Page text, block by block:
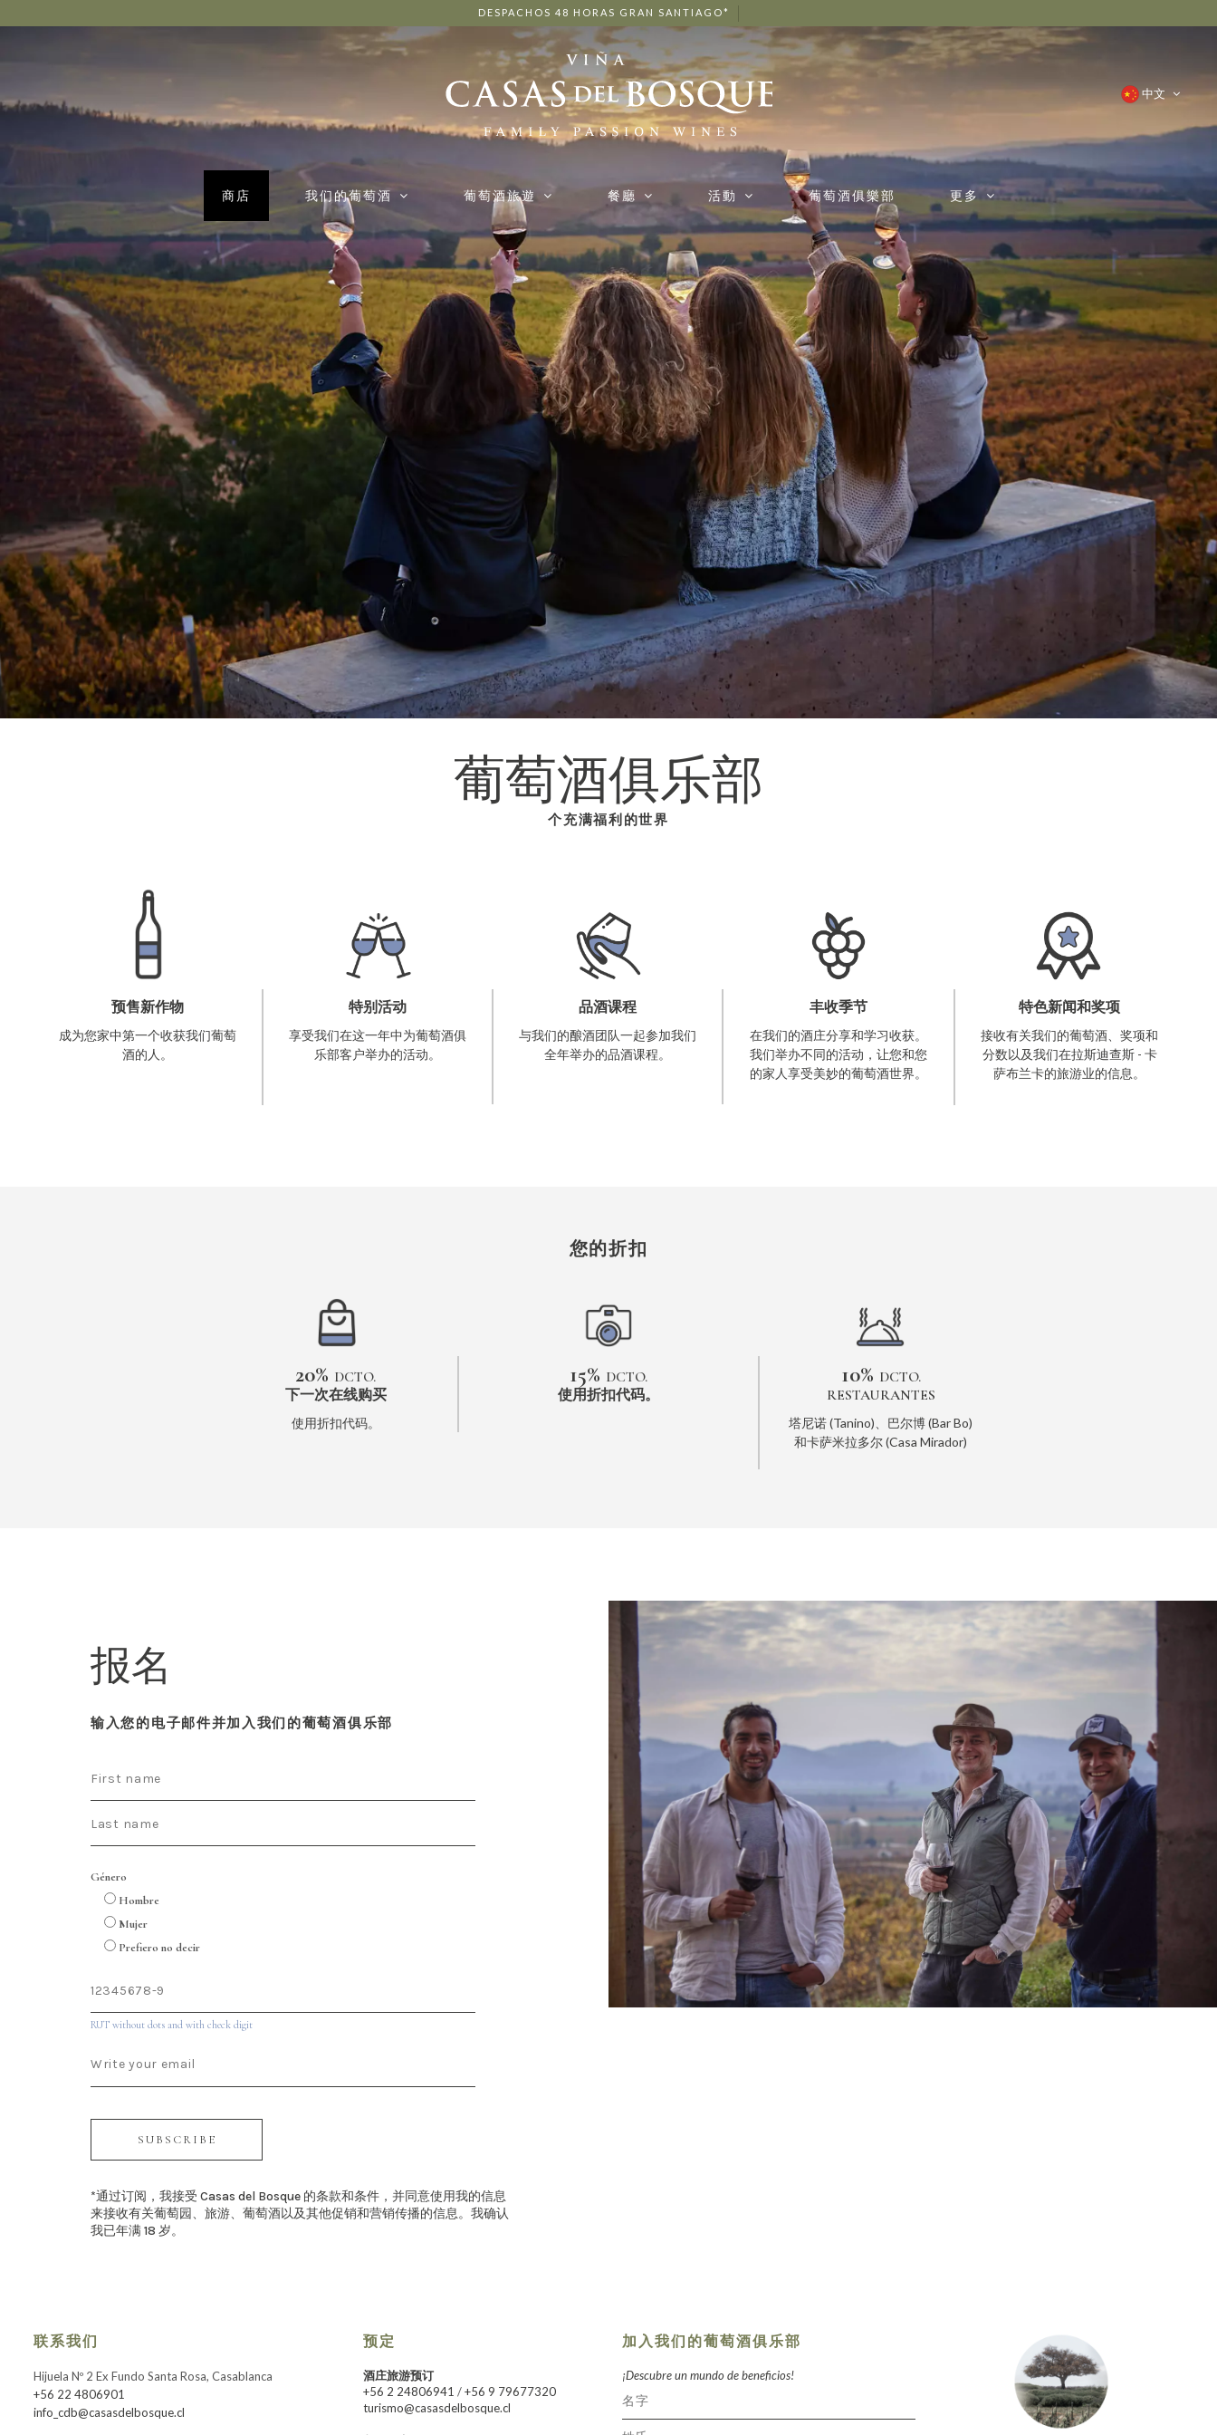
DESPACHOS 48 HORAS GRAN SANTIAGO*
中文
商店 我们的葡萄酒 葡萄酒旅遊 餐廳 活動 葡萄酒俱樂部 更多
葡萄酒俱乐部
个充满福利的世界
预售新作物
成为您家中第一个收获我们葡萄
酒的人。
特别活动
享受我们在这一年中为葡萄酒俱
乐部客户举办的活动。
品酒课程
与我们的酿酒团队一起参加我们
全年举办的品酒课程。
丰收季节
在我们的酒庄分享和学习收获。
我们举办不同的活动，让您和您
的家人享受美妙的葡萄酒世界。
特色新闻和奖项
接收有关我们的葡萄酒、奖项和
分数以及我们在拉斯迪查斯 - 卡
萨布兰卡的旅游业的信息。
您的折扣
20% DCTO.
下一次在线购买
使用折扣代码。
15% DCTO.
使用折扣代码。
10% DCTO.
RESTAURANTES
塔尼诺 (Tanino)、巴尔博 (Bar Bo)
和卡萨米拉多尔 (Casa Mirador)
报名
输入您的电子邮件并加入我们的葡萄酒俱乐部
Género
Hombre
Mujer
Prefiero no decir
RUT without dots and with check digit
SUBSCRIBE
*通过订阅，我接受 Casas del Bosque 的条款和条件，并同意使用我的信息
来接收有关葡萄园、旅游、葡萄酒以及其他促销和营销传播的信息。我确认
我已年满 18 岁。
联系我们
Hijuela Nº 2 Ex Fundo Santa Rosa, Casablanca
+56 22 4806901
info_cdb@casasdelbosque.cl
预定
酒庄旅游预订
+56 2 24806941 /+56 9 79677320
turismo@casasdelbosque.cl
加入我们的葡萄酒俱乐部
¡Descubre un mundo de beneficios!